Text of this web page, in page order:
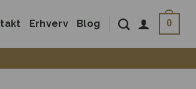
Erhverv Blog 0